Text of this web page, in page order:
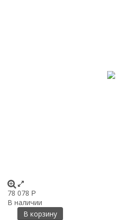
78 078 Р
В наличии
В корзину